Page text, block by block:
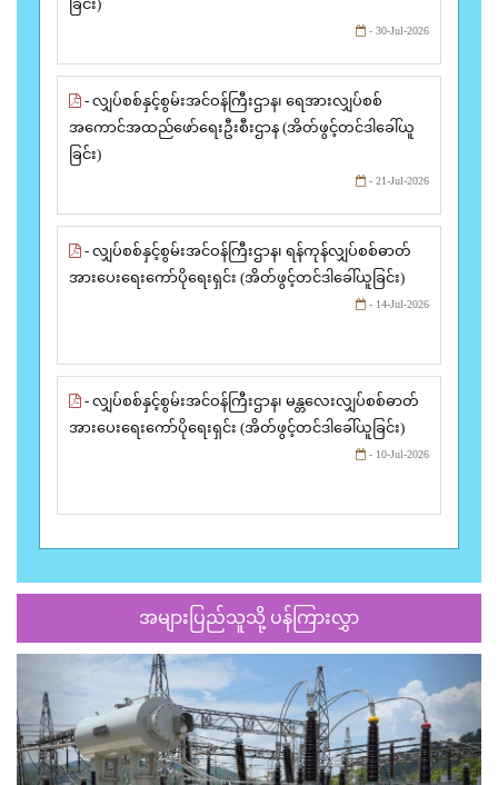
ခြင်း)
- 30-Jul-2026
- လျှပ်စစ်နှင့်စွမ်းအင်ဝန်ကြီးဌာန၊ ရေအားလျှပ်စစ်
အကောင်အထည်ဖော်ရေးဦးစီးဌာန (အိတ်ဖွင့်တင်ဒါခေါ်ယူ
ခြင်း)
- 21-Jul-2026
- လျှပ်စစ်နှင့်စွမ်းအင်ဝန်ကြီးဌာန၊ ရန်ကုန်လျှပ်စစ်ဓာတ်
အားပေးရေးကော်ပိုရေးရှင်း (အိတ်ဖွင့်တင်ဒါခေါ်ယူခြင်း)
- 14-Jul-2026
- လျှပ်စစ်နှင့်စွမ်းအင်ဝန်ကြီးဌာန၊ မန္တလေးလျှပ်စစ်ဓာတ်
အားပေးရေးကော်ပိုရေးရှင်း (အိတ်ဖွင့်တင်ဒါခေါ်ယူခြင်း)
- 10-Jul-2026
အများပြည်သူသို့ ပန်ကြားလွှာ
Previous